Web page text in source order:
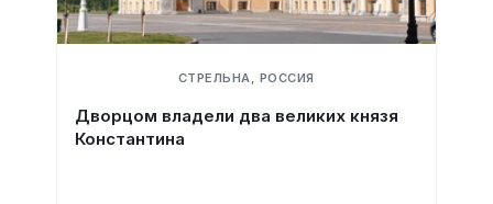
СТРЕЛЬНА, РОССИЯ
Дворцом владели два великих князя
Константина